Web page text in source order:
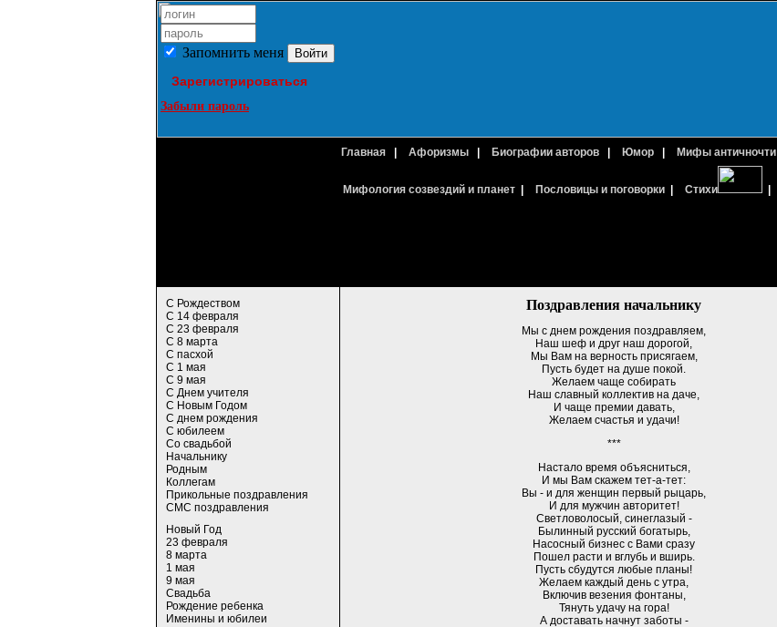
Запомнить меня
Зарегистрироваться
Забыли пароль
Главная Афоризмы Биографии авторов Юмор Мифы античночти
Мифология созвездий и планет| Пословицы и поговорки| Стихи
С Рождеством
С 14 февраля
С 23 февраля
С 8 марта
С пасхой
С 1 мая
С 9 мая
С Днем учителя
С Новым Годом
С днем рождения
С юбилеем
Со свадьбой
Начальнику
Родным
Коллегам
Прикольные поздравления
СМС поздравления
Новый Год
23 февраля
8 марта
1 мая
9 мая
Свадьба
Рождение ребенка
Именины и юбилеи
Поздравления начальнику
Мы с днем рождения поздравляем,
Наш шеф и друг наш дорогой,
Мы Вам на верность присягаем,
Пусть будет на душе покой.
Желаем чаще собирать
Наш славный коллектив на даче,
И чаще премии давать,
Желаем счастья и удачи!
***
Настало время объясниться,
И мы Вам скажем тет-а-тет:
Вы - и для женщин первый рыцарь,
И для мужчин авторитет!
Светловолосый, синеглазый -
Былинный русский богатырь,
Насосный бизнес с Вами сразу
Пошел расти и вглубь и вширь.
Пусть сбудутся любые планы!
Желаем каждый день с утра,
Включив везения фонтаны,
Тянуть удачу на гора!
А доставать начнут заботы -